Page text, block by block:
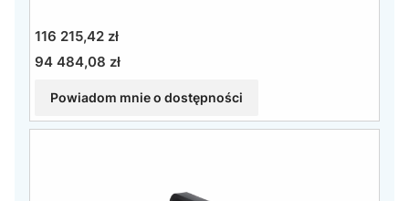
Cena
116 215,42 zł
Cena
94 484,08 zł
Powiadom mnie o dostępności